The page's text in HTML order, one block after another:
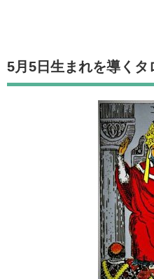
5月5日生まれを導くタ